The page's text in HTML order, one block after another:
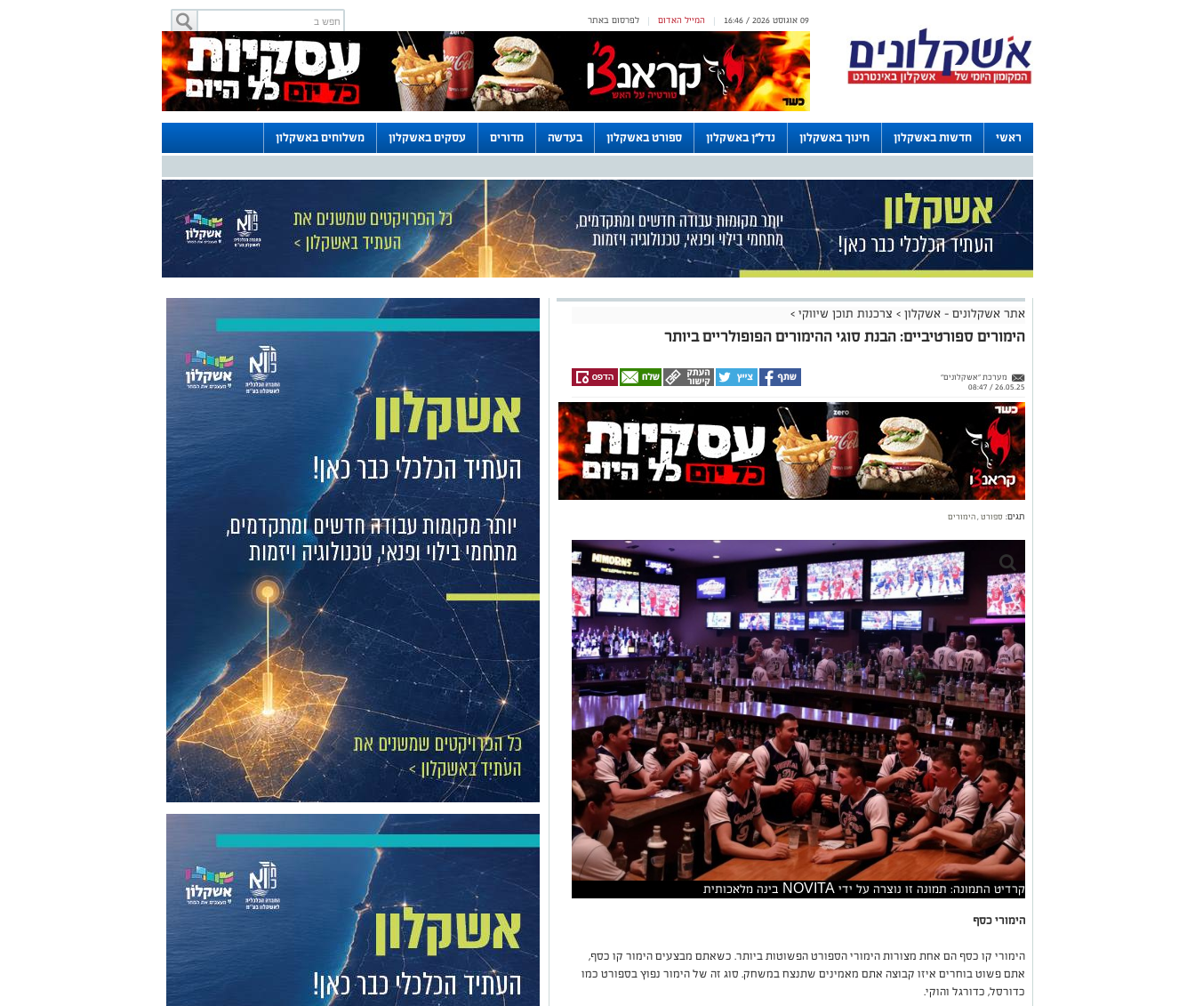
לפרסום באתר | המייל האדום | 09 אוגוסט 2026 / 16:46
ראשי חדשות באשקלון חינוך באשקלון נדל"ן באשקלון ספורט באשקלון בעדשה מדורים עסקים באשקלון משלוחים באשקלון
אתר אשקלונים - אשקלון > צרכנות תוכן שיווקי >
הימורים ספורטיביים: הבנת סוגי ההימורים הפופולריים ביותר
מערכת "אשקלונים"
26.05.25 / 08:47
תגים: ספורט,הימורים
קרדיט התמונה: תמונה זו נוצרה על ידי NOVITA בינה מלאכותית
הימורי כסף
הימורי קו כסף הם אחת מצורות הימורי הספורט הפשוטות ביותר. כשאתם מבצעים הימור קו כסף,
אתם פשוט בוחרים איזו קבוצה אתם מאמינים שתנצח במשחק. סוג זה של הימור נפוץ בספורט כמו
כדורסל, כדורגל והוקי.